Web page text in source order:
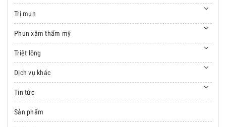
Trị mụn
Phun xăm thẩm mỹ
Triệt lông
Dịch vụ khác
Tin tức
Sản phẩm